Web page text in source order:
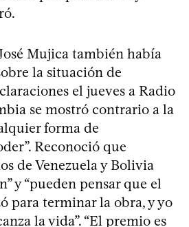
Mujica también había
la situación de
el jueves a Radio
se mostró contrario a la
forma de
Reconoció que
de Venezuela y Bolivia
y “pueden pensar que el
para terminar la obra, y yo
la vida”. “El premio es